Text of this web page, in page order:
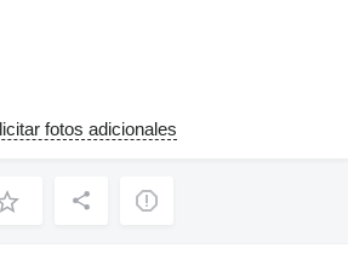
fotos adicionales